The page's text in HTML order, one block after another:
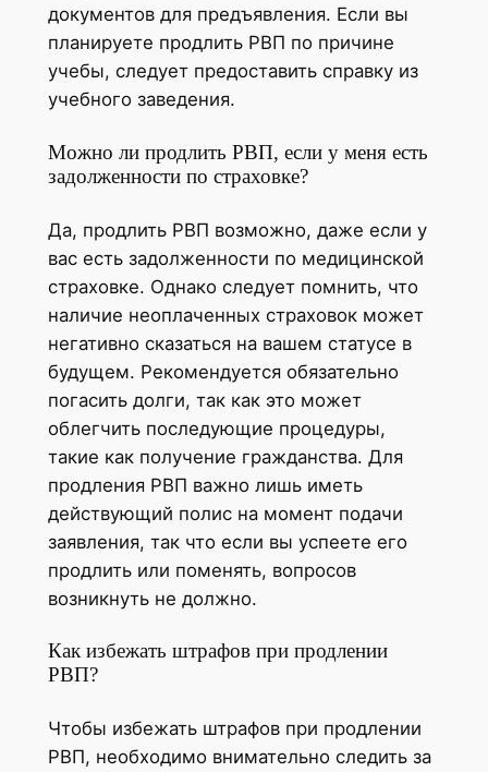
документов для предъявления. Если вы
планируете продлить РВП по причине
учебы, следует предоставить справку из
учебного заведения.
Можно ли продлить РВП, если у меня есть
задолженности по страховке?
Да, продлить РВП возможно, даже если у
вас есть задолженности по медицинской
страховке. Однако следует помнить, что
наличие неоплаченных страховок может
негативно сказаться на вашем статусе в
будущем. Рекомендуется обязательно
погасить долги, так как это может
облегчить последующие процедуры,
такие как получение гражданства. Для
продления РВП важно лишь иметь
действующий полис на момент подачи
заявления, так что если вы успеете его
продлить или поменять, вопросов
возникнуть не должно.
Как избежать штрафов при продлении
РВП?
Чтобы избежать штрафов при продлении
РВП, необходимо внимательно следить за